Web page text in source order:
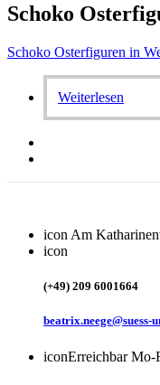
Schoko
Schoko Osterfiguren in
Weiterlesen
icon Am
icon
(+49) 209 6001664
beatrix.neege@suess-
iconErreichbar Mo-